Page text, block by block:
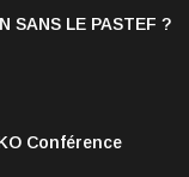
SANS LE PASTEF ?
Conférence